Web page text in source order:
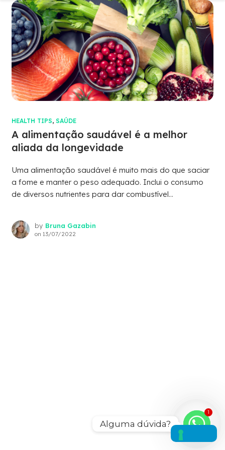
HEALTH TIPS, SAÚDE
A alimentação saudável é a melhor
aliada da longevidade
Uma alimentação saudável é muito mais do que saciar
a fome e manter o peso adequado. Inclui o consumo
de diversos nutrientes para dar combustível...
by Bruna Gazabin
on 13/07/2022
1
Alguma dúvida?